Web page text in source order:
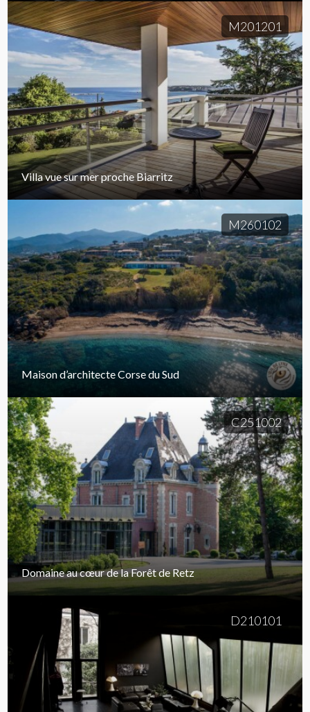
M201201
Villa vue sur mer proche Biarritz
M260102
Maison d’architecte Corse du Sud
C251002
Domaine au cœur de la Forêt de Retz
D210101